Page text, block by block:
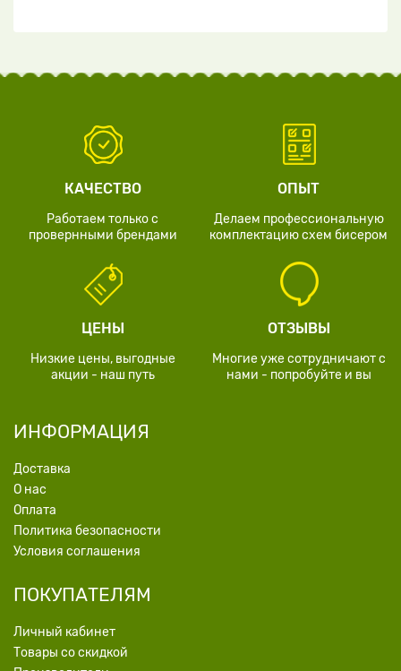
КАЧЕСТВО
Работаем только с
провернными брендами
ОПЫТ
Делаем профессиональную
комплектацию схем бисером
ЦЕНЫ
Низкие цены, выгодные
акции - наш путь
ОТЗЫВЫ
Многие уже сотрудничают с
нами - попробуйте и вы
ИНФОРМАЦИЯ
Доставка
О нас
Оплата
Политика безопасности
Условия соглашения
ПОКУПАТЕЛЯМ
Личный кабинет
Товары со скидкой